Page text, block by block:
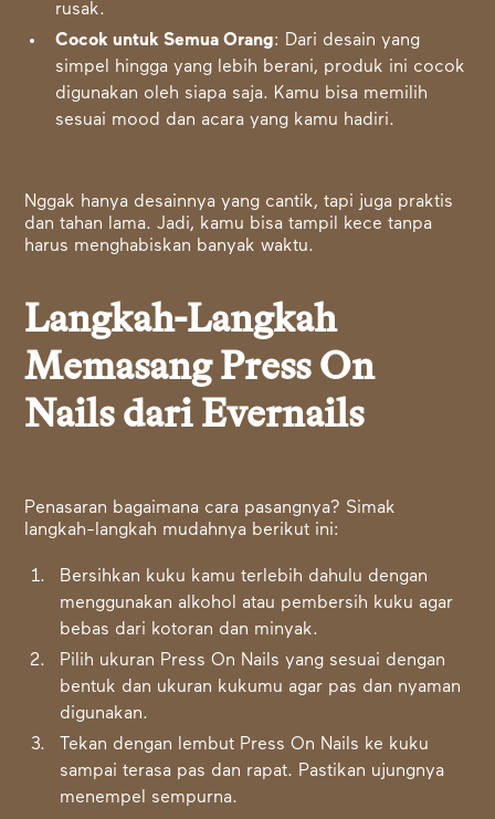
rusak.
Cocok untuk Semua Orang: Dari desain yang
simpel hingga yang lebih berani, produk ini cocok
digunakan oleh siapa saja. Kamu bisa memilih
sesuai mood dan acara yang kamu hadiri.
Nggak hanya desainnya yang cantik, tapi juga praktis
dan tahan lama. Jadi, kamu bisa tampil kece tanpa
harus menghabiskan banyak waktu.
Langkah-Langkah
Memasang Press On
Nails dari Evernails
Penasaran bagaimana cara pasangnya? Simak
langkah-langkah mudahnya berikut ini:
Bersihkan kuku kamu terlebih dahulu dengan
menggunakan alkohol atau pembersih kuku agar
bebas dari kotoran dan minyak.
Pilih ukuran Press On Nails yang sesuai dengan
bentuk dan ukuran kukumu agar pas dan nyaman
digunakan.
Tekan dengan lembut Press On Nails ke kuku
sampai terasa pas dan rapat. Pastikan ujungnya
menempel sempurna.